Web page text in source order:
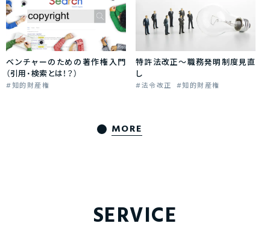
ベンチャーのための著作権入門
（引用・検索とは！？）
知的財産権
特許法改正～職務発明制度見直
し
法令改正 知的財産権
MORE
SERVICE